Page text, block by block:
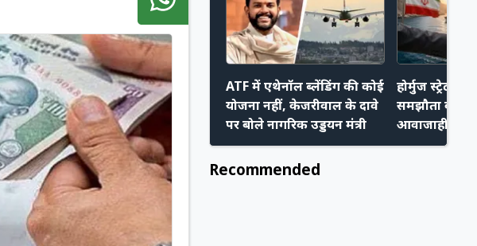
ATF में एथेनॉल ब्लेंडिंग की कोई
योजना नहीं, केजरीवाल के दावे
पर बोले नागरिक उड्डयन मंत्री
होर्मुज स्ट्रेट
समझौता
आवाजाही हो
Recommended